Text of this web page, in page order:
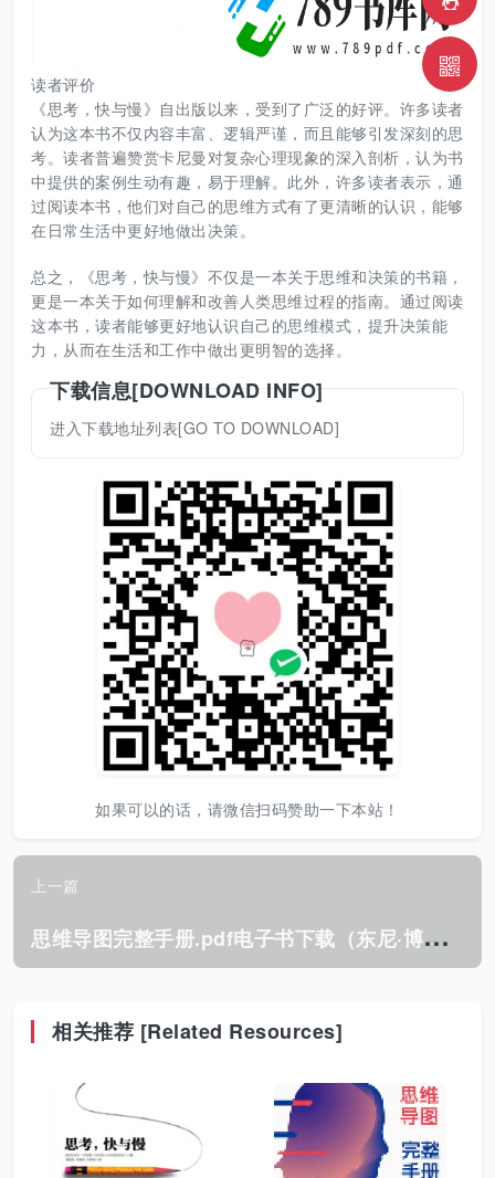
读者评价
《思考，快与慢》自出版以来，受到了广泛的好评。许多读者
认为这本书不仅内容丰富、逻辑严谨，而且能够引发深刻的思
考。读者普遍赞赏卡尼曼对复杂心理现象的深入剖析，认为书
中提供的案例生动有趣，易于理解。此外，许多读者表示，通
过阅读本书，他们对自己的思维方式有了更清晰的认识，能够
在日常生活中更好地做出决策。
总之，《思考，快与慢》不仅是一本关于思维和决策的书籍，
更是一本关于如何理解和改善人类思维过程的指南。通过阅读
这本书，读者能够更好地认识自己的思维模式，提升决策能
力，从而在生活和工作中做出更明智的选择。
下载信息[DOWNLOAD INFO]
进入下载地址列表[GO TO DOWNLOAD]
如果可以的话，请微信扫码赞助一下本站！
上一篇
思
维导图完整手册.pdf电子书下载（东尼·博赞 著）：零基础快速掌握思维导图
相关推荐 [Related Resources]